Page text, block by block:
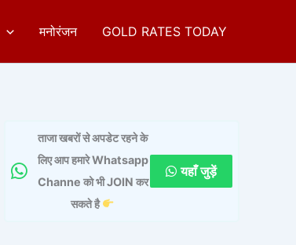
मनोरंजन GOLD RATES TODAY
ताजा खबरों से अपडेट रहने के
लिए आप हमारे Whatsapp
Channe को भी JOIN कर
सकते है
यहाँ जुड़ें